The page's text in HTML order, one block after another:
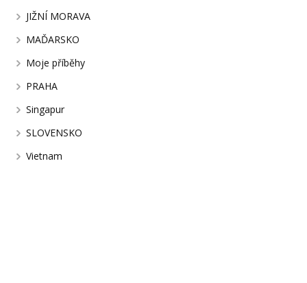
JIŽNÍ MORAVA
MAĎARSKO
Moje příběhy
PRAHA
Singapur
SLOVENSKO
Vietnam